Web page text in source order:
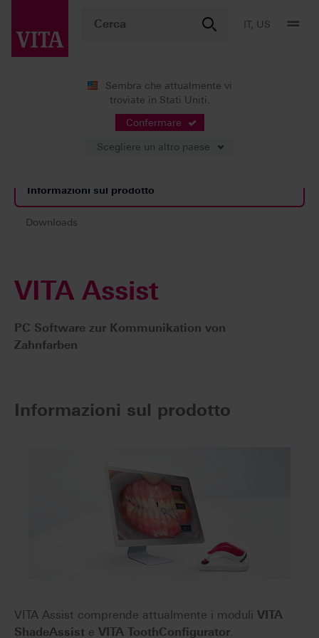
IT, US
Sembra che attualmente vi
troviate in Stati Uniti.
Confermare
Scegliere un altro paese
Determinazione del colore
Soluzioni digitali
Informazioni sul prodotto
Downloads
VITA Assist
PC Software zur Kommunikation von
Zahnfarben
Informazioni sul prodotto
VITA Assist comprende attualmente i moduli VITA
ShadeAssist e VITA ToothConfigurator.